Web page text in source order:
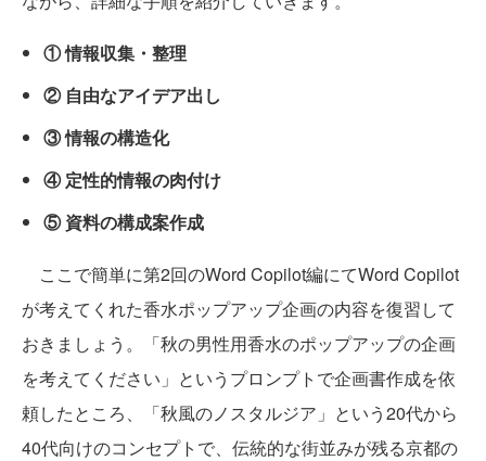
① 情報収集・整理
② 自由なアイデア出し
③ 情報の構造化
④ 定性的情報の肉付け
⑤ 資料の構成案作成
ここで簡単に第2回のWord Copilot編にてWord Copilot
が考えてくれた香水ポップアップ企画の内容を復習して
おきましょう。「秋の男性用香水のポップアップの企画
を考えてください」というプロンプトで企画書作成を依
頼したところ、「秋風のノスタルジア」という20代から
40代向けのコンセプトで、伝統的な街並みが残る京都の